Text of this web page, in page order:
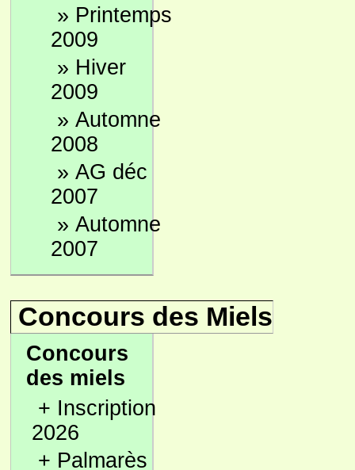
» Printemps
2009
» Hiver
2009
» Automne
2008
» AG déc
2007
» Automne
2007
Concours des Miels
Concours
des miels
+ Inscription
2026
+ Palmarès